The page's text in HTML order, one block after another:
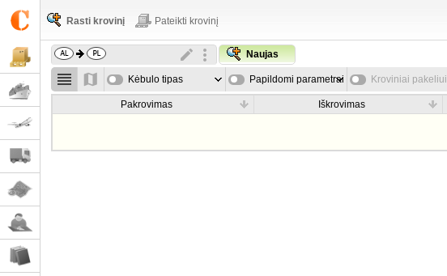
Rasti krovinį Pateikti krovinį
Naujas
Kėbulo tipas Papildomi parametrai Kroviniai pakeliui
Pakrovimas Iškrovimas